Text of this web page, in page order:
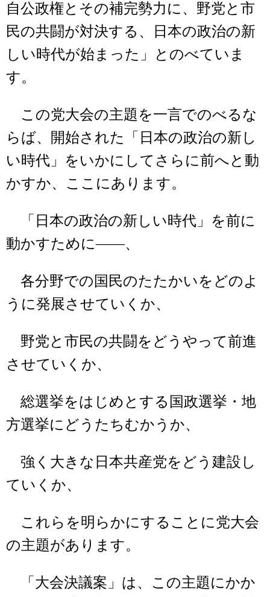
自公政権とその補完勢力に、野党と市
民の共闘が対決する、日本の政治の新
しい時代が始まった」とのべていま
す。
この党大会の主題を一言でのべるな
らば、開始された「日本の政治の新し
い時代」をいかにしてさらに前へと動
かすか、ここにあります。
「日本の政治の新しい時代」を前に
動かすために――、
各分野での国民のたたかいをどのよ
うに発展させていくか、
野党と市民の共闘をどうやって前進
させていくか、
総選挙をはじめとする国政選挙・地
方選挙にどうたちむかうか、
強く大きな日本共産党をどう建設し
ていくか、
これらを明らかにすることに党大会
の主題があります。
「大会決議案」は、この主題にかか